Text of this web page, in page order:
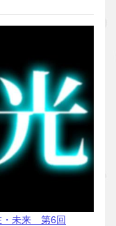
・未来 第6回